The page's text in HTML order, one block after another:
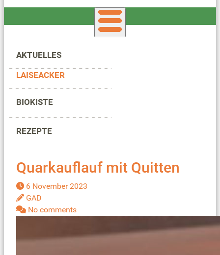
AKTUELLES
LAISEACKER
BIOKISTE
REZEPTE
Quarkauflauf mit Quitten
6 November 2023
GAD
No comments